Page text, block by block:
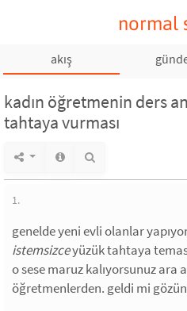
normal
akış
kadın öğretmenin ders
tahtaya vurması
1.
genelde yeni evli olanlar
istemsizceyüzük tahtaya
o sese maruz kalıyorsunuz ara
öğretmenlerden. geldi mi